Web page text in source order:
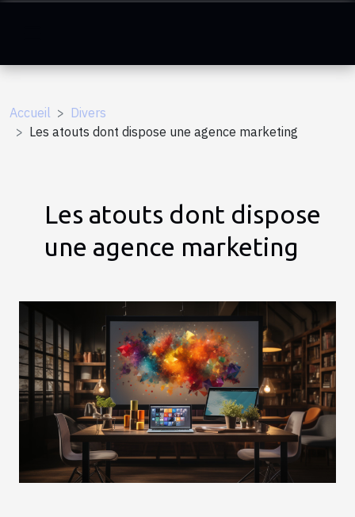
Accueil
Divers
Les atouts dont dispose une agence marketing
Les atouts dont dispose
une agence marketing